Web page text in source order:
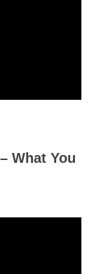
What You